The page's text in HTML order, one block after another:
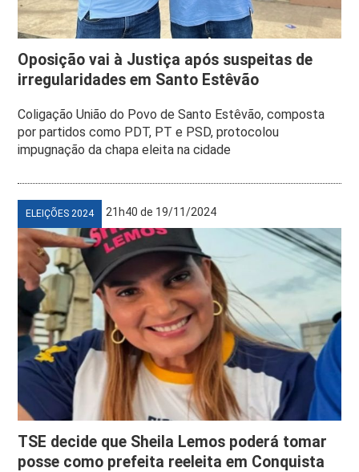
Oposição vai à Justiça após suspeitas de
irregularidades em Santo Estêvão
Coligação União do Povo de Santo Estêvão, composta
por partidos como PDT, PT e PSD, protocolou
impugnação da chapa eleita na cidade
ELEIÇÕES 2024 21h40 de 19/11/2024
TSE decide que Sheila Lemos poderá tomar
posse como prefeita reeleita em Conquista